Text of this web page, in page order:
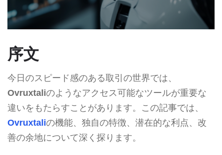
序文
今日のスピード感のある取引の世界では、
Ovruxtaliのようなアクセス可能なツールが重要な
違いをもたらすことがあります。この記事では、
Ovruxtaliの機能、独自の特徴、潜在的な利点、改
善の余地について深く探ります。